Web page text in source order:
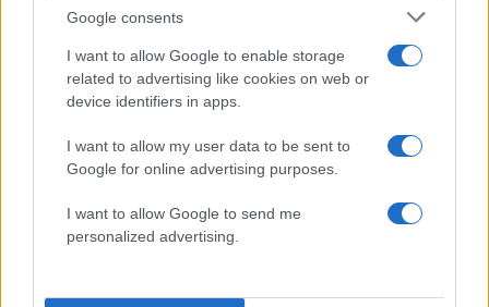
Google consents
I want to allow Google to enable storage
related to advertising like cookies on web or
device identifiers in apps.
I want to allow my user data to be sent to
Google for online advertising purposes.
I want to allow Google to send me
personalized advertising.
Σούπερ μάρκετ: Νέες μειώσεις τιμών –
916 προϊόντα στην εθνική πρωτοβουλία,
ανάμεσά τους 130 σχολικά
Αθλητικά:
Περισσότερα άρθρα